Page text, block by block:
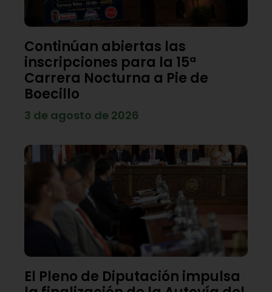
Continúan abiertas las
inscripciones para la 15ª
Carrera Nocturna a Pie de
Boecillo
3 de agosto de 2026
El Pleno de Diputación impulsa